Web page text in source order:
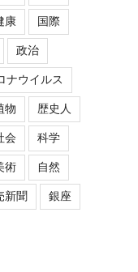
康 国際
政治
ナウイルス
物 歴史人
会 科学
術 自然
新聞 銀座